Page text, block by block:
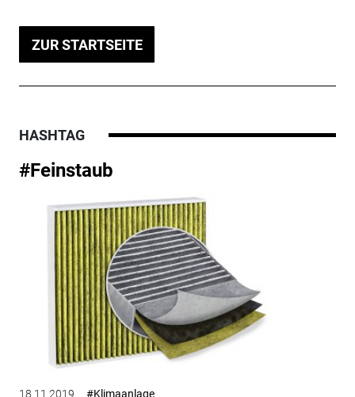
ZUR STARTSEITE
HASHTAG
#Feinstaub
18.11.2019 #Klimaanlage